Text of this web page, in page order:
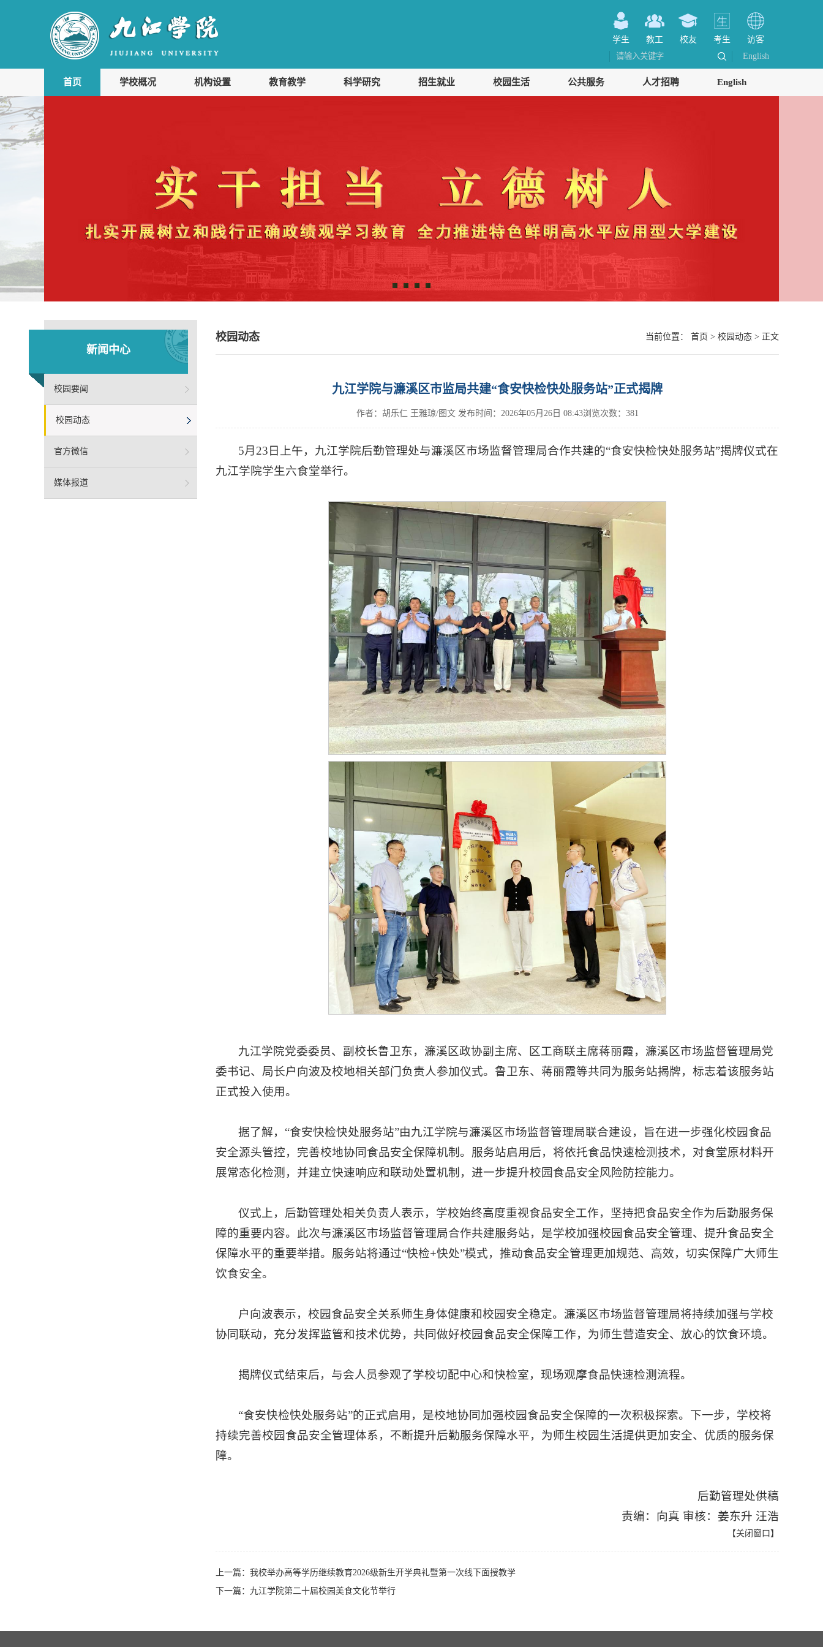
学生 教工 校友 考生
访客
English
首页 学校概况 机构设置 教育教学 科学研究 招生就业 校园生活 公共服务 人才招聘 English
新闻中心
校园要闻
校园动态
官方微信
媒体报道
校园动态 当前位置： 首页 > 校园动态 > 正文
九江学院与濂溪区市监局共建“食安快检快处服务站”正式揭牌
作者：胡乐仁 王雅琼/图文 发布时间： 2026年05月26日 08:43浏览次数： 381
5月23日上午，九江学院后勤管理处与濂溪区市场监督管理局合作共建的“食安快检快处服务站”揭牌仪式在
九江学院学生六食堂举行。
九江学院党委委员、副校长鲁卫东，濂溪区政协副主席、区工商联主席蒋丽霞，濂溪区市场监督管理局党
委书记、局长户向波及校地相关部门负责人参加仪式。鲁卫东、蒋丽霞等共同为服务站揭牌，标志着该服务站
正式投入使用。
据了解，“食安快检快处服务站”由九江学院与濂溪区市场监督管理局联合建设，旨在进一步强化校园食品
安全源头管控，完善校地协同食品安全保障机制。服务站启用后，将依托食品快速检测技术，对食堂原材料开
展常态化检测，并建立快速响应和联动处置机制，进一步提升校园食品安全风险防控能力。
仪式上，后勤管理处相关负责人表示，学校始终高度重视食品安全工作，坚持把食品安全作为后勤服务保
障的重要内容。此次与濂溪区市场监督管理局合作共建服务站，是学校加强校园食品安全管理、提升食品安全
保障水平的重要举措。服务站将通过“快检+快处”模式，推动食品安全管理更加规范、高效，切实保障广大师生
饮食安全。
户向波表示，校园食品安全关系师生身体健康和校园安全稳定。濂溪区市场监督管理局将持续加强与学校
协同联动，充分发挥监管和技术优势，共同做好校园食品安全保障工作，为师生营造安全、放心的饮食环境。
揭牌仪式结束后，与会人员参观了学校切配中心和快检室，现场观摩食品快速检测流程。
“食安快检快处服务站”的正式启用，是校地协同加强校园食品安全保障的一次积极探索。下一步，学校将
持续完善校园食品安全管理体系，不断提升后勤服务保障水平，为师生校园生活提供更加安全、优质的服务保
障。
后勤管理处供稿
责编：向真 审核：姜东升 汪浩
【关闭窗口 】
上一篇： 我校举办高等学历继续教育2026级新生开学典礼暨第一次线下面授教学
下一篇： 九江学院第二十届校园美食文化节举行